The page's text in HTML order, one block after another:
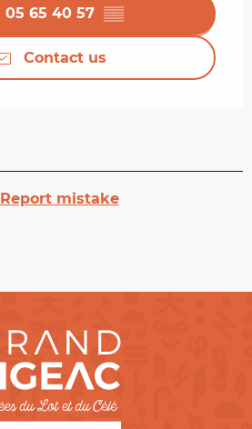
05 65 40 57 ▒▒
Contact us
Report mistake